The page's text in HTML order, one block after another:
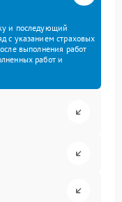
и последующий
с указанием страховых
выполнения работ
работ и